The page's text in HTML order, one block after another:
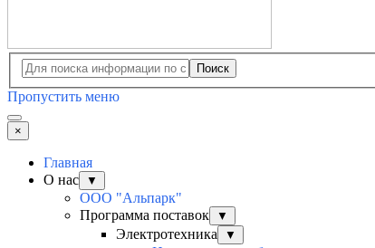
Поиск
Пропустить меню
×
Главная
О нас
▼
ООО "Альпарк"
Программа поставок
▼
Электротехника ▼